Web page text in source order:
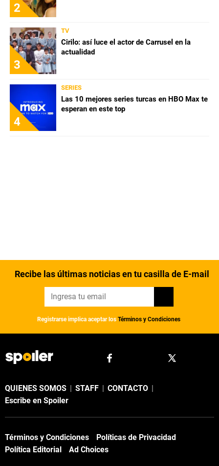
2
3
TV
Cirilo: así luce el actor de Carrusel en la
actualidad
4
SERIES
Las 10 mejores series turcas en HBO Max te
esperan en este top
Recibe las últimas noticias en tu casilla de E-mail
Registrarse implica aceptar los Términos y Condiciones
QUIENES SOMOS | STAFF | CONTACTO |
Escribe en Spoiler
Términos y Condiciones
Políticas de Privacidad
Política Editorial
Ad Choices